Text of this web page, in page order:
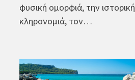
φυσική ομορφιά, την ιστορική
κληρονομιά, τον…